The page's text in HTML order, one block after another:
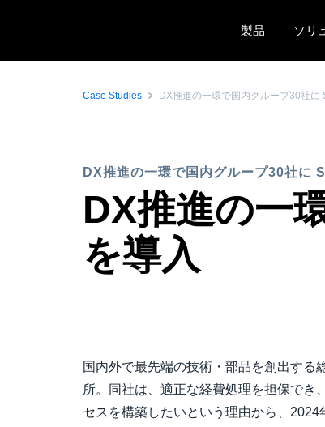
製品
ソリ
Case Studies DX推進の一環で国内グループ30社
DX推進の一環で国内グループ30社に
DX推進の一
を導入
国内外で最先端の技術・部品を創出する
所。同社は、適正な経費処理を担保でき
セスを構築したいという理由から、